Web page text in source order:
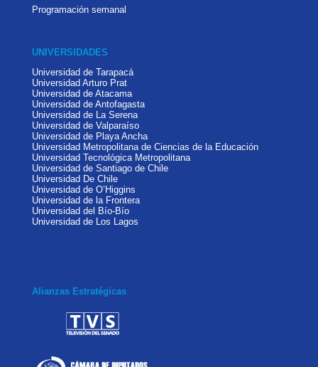
Programación semanal
UNIVERSIDADES
Universidad de Tarapacá
Universidad Arturo Prat
Universidad de Atacama
Universidad de Antofagasta
Universidad de La Serena
Universidad de Valparaíso
Universidad de Playa Ancha
Universidad Metropolitana de Ciencias de la Educación
Universidad Tecnológica Metropolitana
Universidad de Santiago de Chile
Universidad De Chile
Universidad de O’Higgins
Universidad de la Frontera
Universidad del Bío-Bío
Universidad de Los Lagos
Alianzas Estratégicas